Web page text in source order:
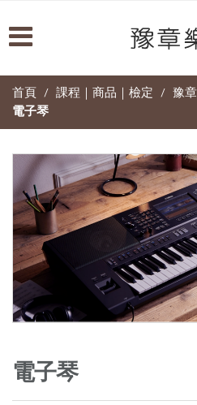
首頁 / 課程｜商品｜檢定 / 豫
電子琴
電子琴